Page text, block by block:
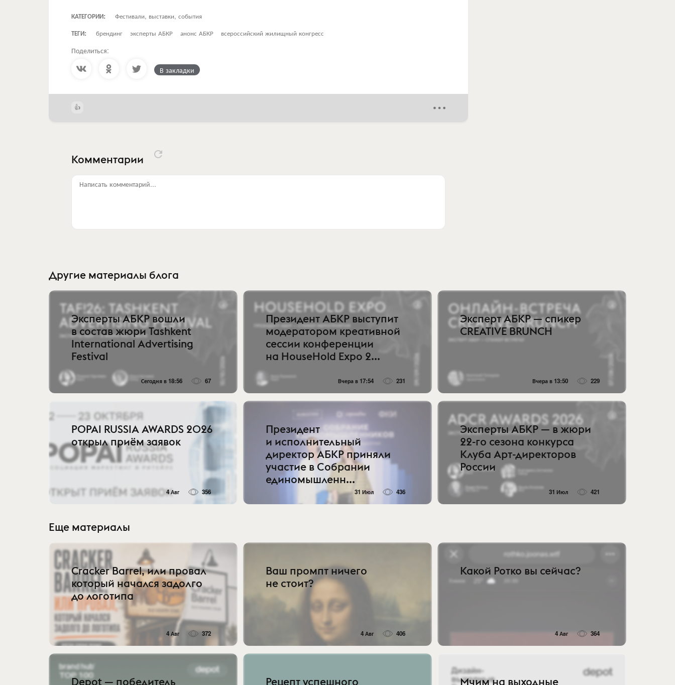
КАТЕГОРИИ:
Фестивали, выставки, события
ТЕГИ:
брендинг эксперты АБКР анонс АБКР всероссийский жилищный конгресс
Поделиться:
В закладки
Комментарии
Написать комментарий...
Другие материалы блога
Эксперты АБКР вошли
в состав жюри Tashkent
International Advertising
Festival
Сегодня в 18:56 67
Президент АБКР выступит
модератором креативной
сессии конференции
на HouseHold Expo 2...
Вчера в 17:54 231
Эксперт АБКР — спикер
CREATIVE BRUNCH
Вчера в 13:50 229
POPAI RUSSIA AWARDS 2026
открыл приём заявок
4 Авг 356
Президент
и исполнительный
директор АБКР приняли
участие в Собрании
единомышленн...
31 Июл 436
Эксперты АБКР — в жюри
22-го сезона конкурса
Клуба Арт-директоров
России
31 Июл 421
Еще материалы
Cracker Barrel, или провал
который начался задолго
до логотипа
4 Авг 372
Ваш промпт ничего
не стоит?
4 Авг 406
Какой Ротко вы сейчас?
4 Авг 364
Depot — победитель Рецепт успешного Мчим на выходные